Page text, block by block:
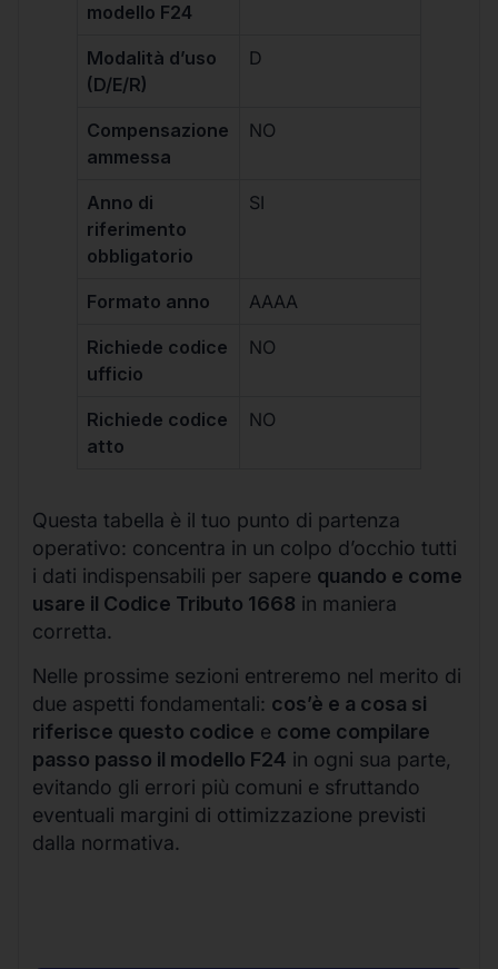
modello F24
Modalità d’uso
(D/E/R)
D
Compensazione
ammessa
NO
Anno di
riferimento
obbligatorio
SI
Formato anno AAAA
Richiede codice
ufficio
NO
Richiede codice
atto
NO
Questa tabella è il tuo punto di partenza
operativo: concentra in un colpo d’occhio tutti
i dati indispensabili per sapere quando e come
usare il Codice Tributo 1668 in maniera
corretta.
Nelle prossime sezioni entreremo nel merito di
due aspetti fondamentali: cos’è e a cosa si
riferisce questo codice e come compilare
passo passo il modello F24 in ogni sua parte,
evitando gli errori più comuni e sfruttando
eventuali margini di ottimizzazione previsti
dalla normativa.